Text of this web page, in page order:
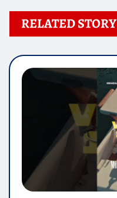
RELATED STORY